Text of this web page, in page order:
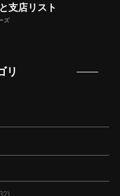
支店リスト
ズ
リ